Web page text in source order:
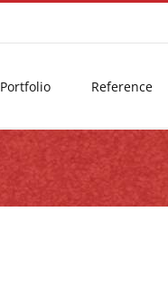
Portfolio Reference